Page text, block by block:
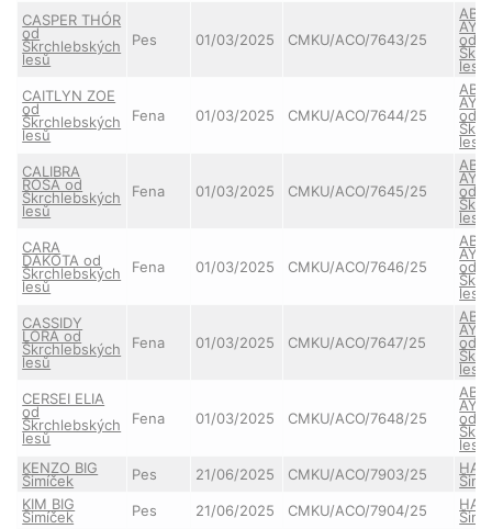
CASPER THÓR
od
Škrchlebských
lesů
Pes 01/03/2025 CMKU/ACO/7643/25 od
lesů
CAITLYN ZOE
od
Škrchlebských
lesů
Fena 01/03/2025 CMKU/ACO/7644/25 od
lesů
CALIBRA
ROSA od
Škrchlebských
lesů
Fena 01/03/2025 CMKU/ACO/7645/25 od
lesů
CARA
DAKOTA od
Škrchlebských
lesů
Fena 01/03/2025 CMKU/ACO/7646/25 od
lesů
CASSIDY
LORA od
Škrchlebských
lesů
Fena 01/03/2025 CMKU/ACO/7647/25 od
lesů
CERSEI ELIA
od
Škrchlebských
lesů
Fena 01/03/2025 CMKU/ACO/7648/25 od
lesů
KENZO BIG
Šimíček Pes 21/06/2025 CMKU/ACO/7903/25
KIM BIG
Šimíček Pes 21/06/2025 CMKU/ACO/7904/25